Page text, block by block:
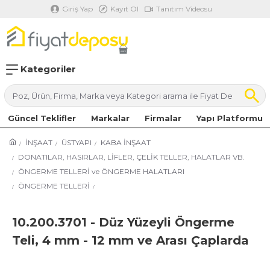
Giriş Yap Kayıt Ol Tanıtım Videosu
Kategoriler
Güncel Teklifler Markalar Firmalar Yapı Platformu
İNŞAAT ÜSTYAPI
KABA İNŞAAT
DONATILAR, HASIRLAR, LİFLER, ÇELİK TELLER, HALATLAR VB.
ÖNGERME TELLERİ ve ÖNGERME HALATLARI
ÖNGERME TELLERİ
10.200.3701 - Düz Yüzeyli Öngerme
Teli, 4 mm - 12 mm ve Arası Çaplarda